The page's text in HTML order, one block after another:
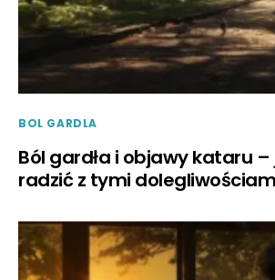
BOL GARDLA
Ból gardła i objawy kataru
radzić z tymi